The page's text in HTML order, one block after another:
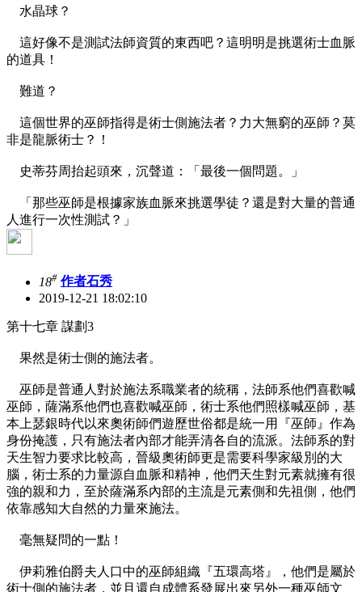
水晶球？
這好像不是測試法師資質的東西吧？這明明是挑選術士血脈
的道具！
難道？
這個世界的巫師指得是術士側施法者？力大無窮的巫師？莫
非是龍脈術士？！
史蒂芬周抬起頭來，沉聲道：「最後一個問題。」
「那些巫師是根據家族血脈來挑選學徒？還是對大量的普通
人進行一次性測試？」
18# 作者石秀
2019-12-21 18:02:10
第十七章 謀劃3
果然是術士側的施法者。
巫師是普通人對於施法系職業者的統稱，法師系他們喜歡喊
巫師，薩滿系他們也喜歡喊巫師，術士系他們照樣喊巫師，基
本上瑟銀時代以來奧術師們遊歷世俗都是統一用『巫師』作為
身份掩護，只有施法者內部才能弄清各自的流派。法師系的對
天生智力要求比較高，晉級奧術師更是需要科學家級別的大
腦，術士系的力量源自血脈和精神，他們天生對元素就擁有很
強的親和力，至於薩滿系內部的主流是元素側和先祖側，他們
依靠感知大自然的力量來施法。
毫無疑問的一點！
伊莉雅伯爵夫人口中的巫師組織『五環高塔』，他們是屬於
術士側的施法者，並且還自成體系發展出來另外一種巫師文